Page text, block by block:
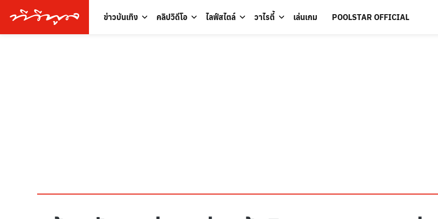
ข่าวบันเทิง คลิปวิดีโอ ไลฟ์สไตล์ วาไรตี้ เล่นเกม POOLSTAR OFFICIAL